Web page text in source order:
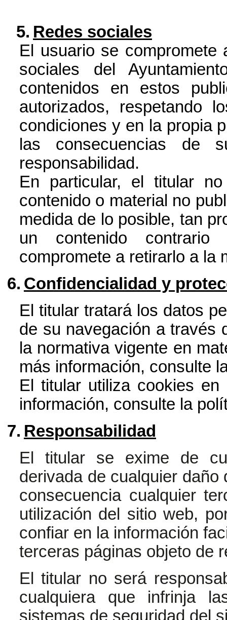
5. Redes sociales
El usuario se
sociales del
contenidos en estos
autorizados, respetando
condiciones y en la propia
las consecuencias de
responsabilidad.
En particular, el titular
contenido o material no
medida de lo posible, tan
un contenido
compromete a retirarlo a la
6. Confidencialidad y
El titular tratará los datos
de su navegación a través
la normativa vigente en
más información, consulte
El titular utiliza cookies
información, consulte la
7. Responsabilidad
El titular se exime de
derivada de cualquier
consecuencia cualquier
utilización del sitio web,
confiar en la información
terceras páginas objeto de
El titular no será
cualquiera que infrinja
sistemas de seguridad del